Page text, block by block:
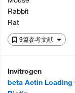
9篇参考文献
Rabbit
Rat
Invitrogen
beta Actin Loading